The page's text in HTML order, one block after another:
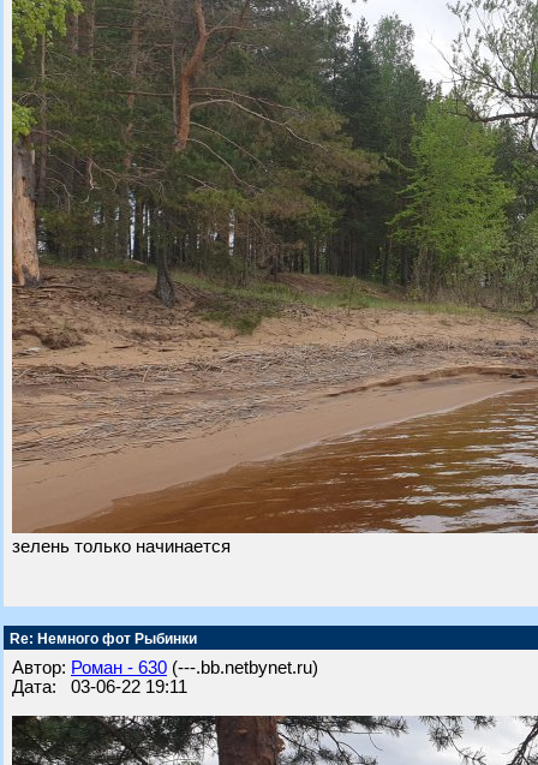
зелень только начинается
Re: Немного фот Рыбинки
Автор: Роман - 630 (---.bb.netbynet.ru)
Дата: 03-06-22 19:11